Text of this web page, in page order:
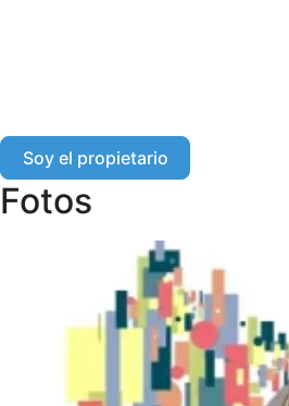
Soy el propietario
Fotos